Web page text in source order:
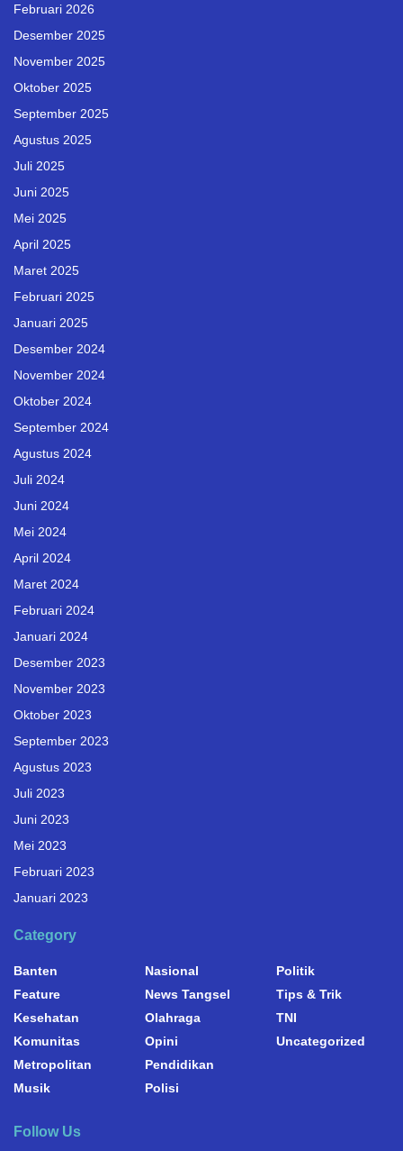
Februari 2026
Desember 2025
November 2025
Oktober 2025
September 2025
Agustus 2025
Juli 2025
Juni 2025
Mei 2025
April 2025
Maret 2025
Februari 2025
Januari 2025
Desember 2024
November 2024
Oktober 2024
September 2024
Agustus 2024
Juli 2024
Juni 2024
Mei 2024
April 2024
Maret 2024
Februari 2024
Januari 2024
Desember 2023
November 2023
Oktober 2023
September 2023
Agustus 2023
Juli 2023
Juni 2023
Mei 2023
Februari 2023
Januari 2023
Category
Banten
Feature
Kesehatan
Komunitas
Metropolitan
Musik
Nasional
News Tangsel
Olahraga
Opini
Pendidikan
Polisi
Politik
Tips & Trik
TNI
Uncategorized
Follow Us